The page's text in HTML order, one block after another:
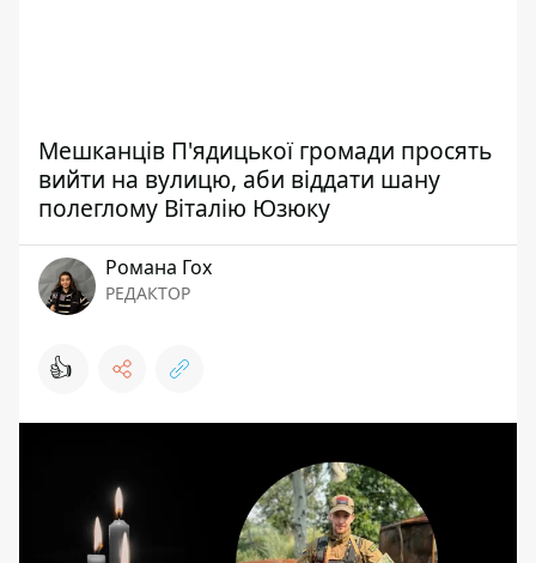
Мешканців П'ядицької громади просять
вийти на вулицю, аби віддати шану
полеглому Віталію Юзюку
Романа Гох
РЕДАКТОР
👍